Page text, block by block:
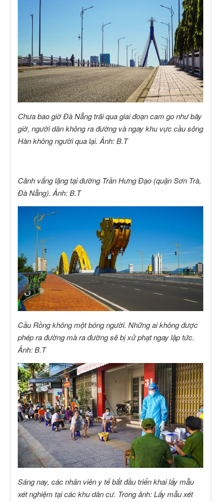
Chưa bao giờ Đà Nẵng trãi qua giai đoạn cam go như bây
giờ, người dân không ra đường và ngay khu vực cầu sông
Hàn không người qua lại. Ảnh: B.T
Cảnh vắng lặng tại đường Trần Hưng Đạo (quận Sơn Trà,
Đà Nẵng). Ảnh: B.T
Cầu Rồng không một bóng người. Những ai không được
phép ra đường mà ra đường sẽ bị xử phạt ngay lập tức.
Ảnh: B.T
Sáng nay, các nhân viên y tế bắt đầu triển khai lấy mẫu
xét nghiệm tại các khu dân cư. Trong ảnh: Lấy mẫu xét